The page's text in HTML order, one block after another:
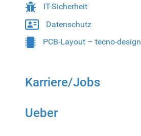
IT-Sicherheit
Datenschutz
PCB-Layout – tecno-design
Karriere/Jobs
Ueber